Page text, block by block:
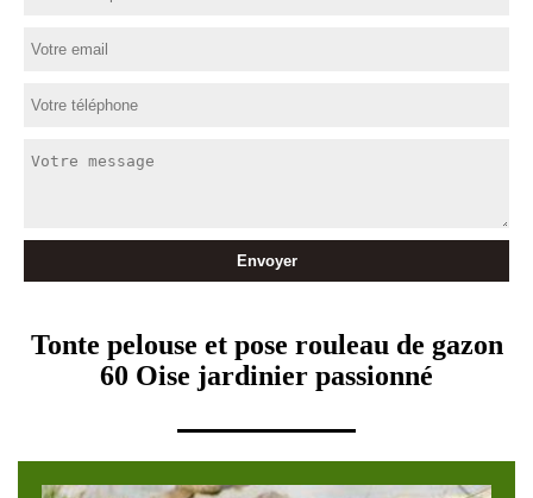
Tonte pelouse et pose rouleau de gazon
60 Oise jardinier passionné